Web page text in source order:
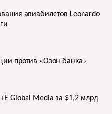
авиабилетов Leonardo
против «Озон банка»
Global Media за $1,2 млрд